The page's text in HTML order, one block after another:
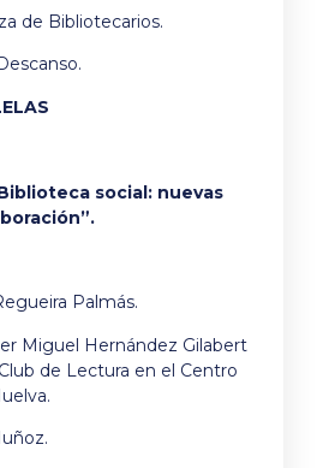
de Bibliotecarios.
Descanso.
social: nuevas
Palmás.
Miguel Hernández Gilabert
de Lectura en el Centro